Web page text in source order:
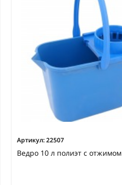
Артикул:22507
Ведро 10 л полиэт с отжимом